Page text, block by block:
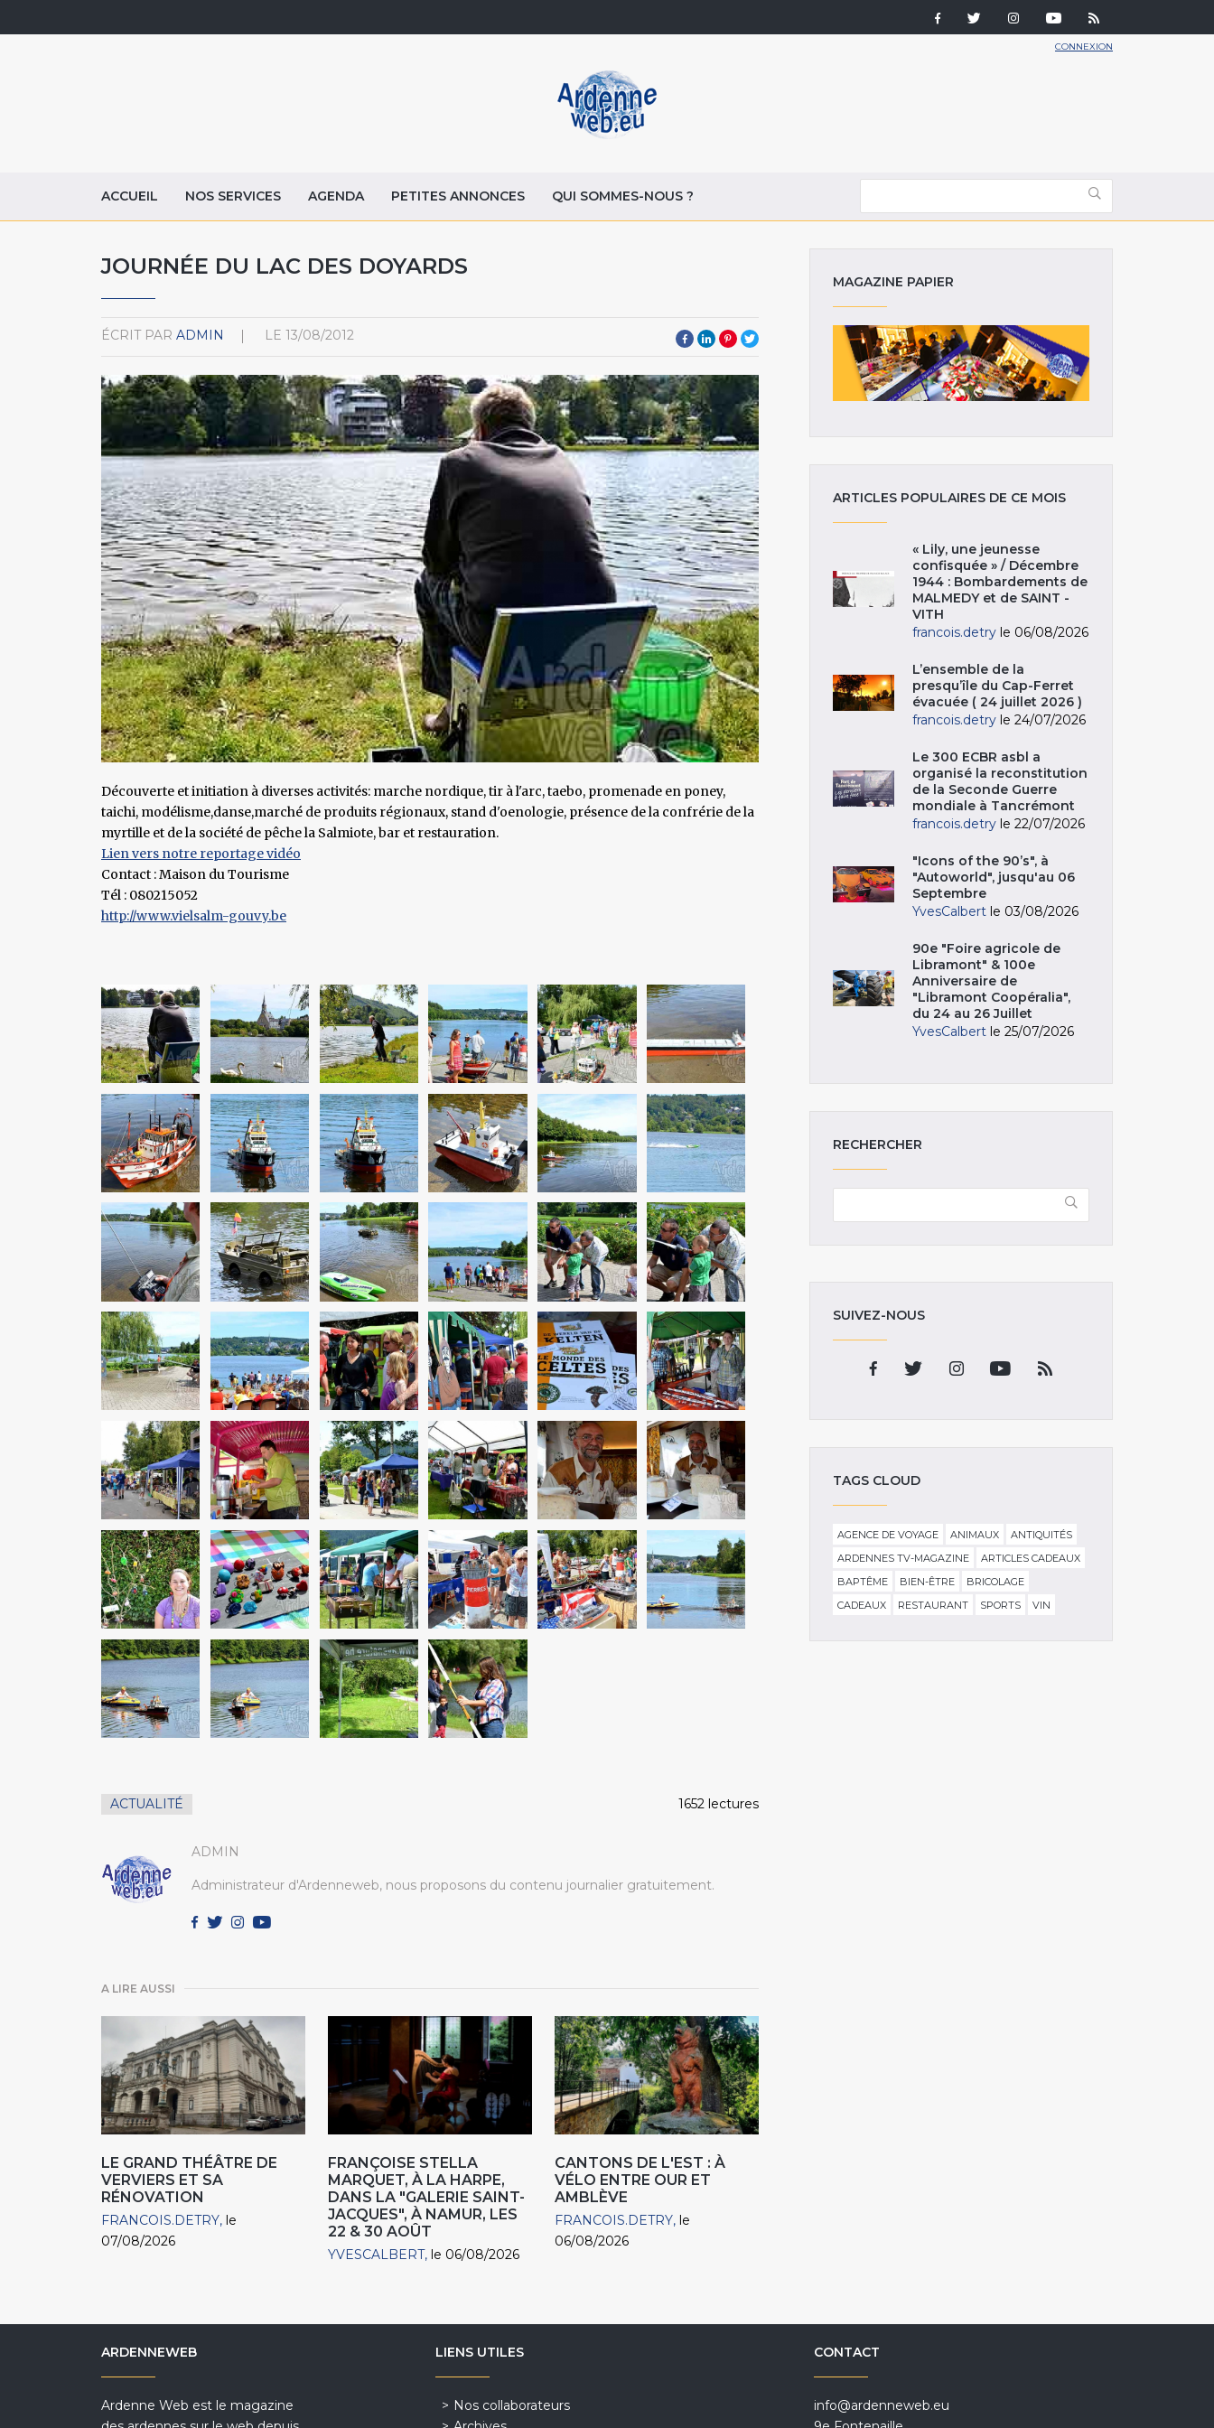
CONNEXION
ACCUEIL NOS SERVICES AGENDA PETITES ANNONCES QUI SOMMES-NOUS ?
JOURNÉE DU LAC DES DOYARDS
ÉCRIT PAR ADMIN LE 13/08/2012
Découverte et initiation à diverses activités: marche nordique, tir à l'arc, taebo, promenade en poney,
taichi, modélisme,danse,marché de produits régionaux, stand d'oenologie, présence de la confrérie de la
myrtille et de la société de pêche la Salmiote, bar et restauration.
Lien vers notre reportage vidéo
Contact : Maison du Tourisme
Tél : 080215052
http://www.vielsalm-gouvy.be
ACTUALITÉ 1652 lectures
ADMIN
Administrateur d'Ardenneweb, nous proposons du contenu journalier gratuitement.
A LIRE AUSSI
LE GRAND THÉÂTRE DE
VERVIERS ET SA
RÉNOVATION
FRANCOIS.DETRY le
07/08/2026
FRANÇOISE STELLA
MARQUET, À LA HARPE,
DANS LA "GALERIE SAINT-
JACQUES", À NAMUR, LES
22 & 30 AOÛT
YVESCALBERT le 06/08/2026
CANTONS DE L'EST : À
VÉLO ENTRE OUR ET
AMBLÈVE
FRANCOIS.DETRY le
06/08/2026
MAGAZINE PAPIER
ARTICLES POPULAIRES DE CE MOIS
« Lily, une jeunesse
confisquée » / Décembre
1944 : Bombardements de
MALMEDY et de SAINT -
VITH
francois.detry le 06/08/2026
L’ensemble de la
presqu’île du Cap-Ferret
évacuée ( 24 juillet 2026 )
francois.detry le 24/07/2026
Le 300 ECBR asbl a
organisé la reconstitution
de la Seconde Guerre
mondiale à Tancrémont
francois.detry le 22/07/2026
"Icons of the 90’s", à
"Autoworld", jusqu'au 06
Septembre
YvesCalbert le 03/08/2026
90e "Foire agricole de
Libramont" & 100e
Anniversaire de
"Libramont Coopéralia",
du 24 au 26 Juillet
YvesCalbert le 25/07/2026
RECHERCHER
SUIVEZ-NOUS
TAGS CLOUD
AGENCE DE VOYAGE ANIMAUX
ANTIQUITÉS
ARDENNES TV-MAGAZINE
ARTICLES CADEAUX
BAPTÊME
BIEN-ÊTRE
BRICOLAGE
CADEAUX
RESTAURANT SPORTS VIN
ARDENNEWEB
Ardenne Web est le magazine
LIENS UTILES
Nos collaborateurs
CONTACT
info@ardenneweb.eu